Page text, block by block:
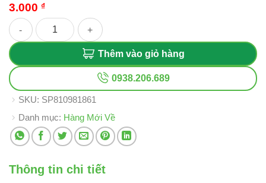
3.000 ₫
Cây phết kem số lượng
Thêm vào giỏ hàng
0938.206.689
SKU: SP810981861
Danh mục: Hàng Mới Về
Thông tin chi tiết